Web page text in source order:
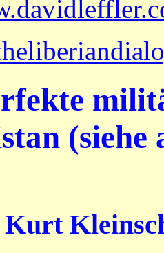
(siehe
Kurt